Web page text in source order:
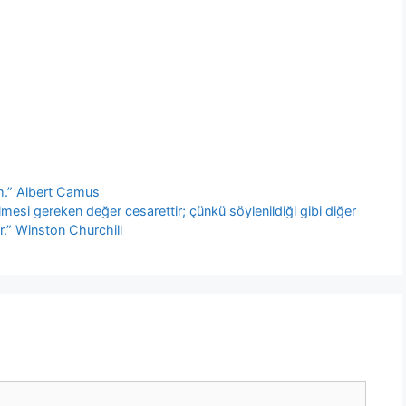
Albert Camus
gereken değer cesarettir; çünkü söylenildiği gibi diğer
Winston Churchill